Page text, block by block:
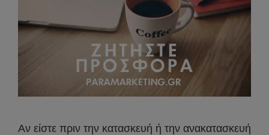
Αν είστε πριν την κατασκευή ή την ανακατασκευή